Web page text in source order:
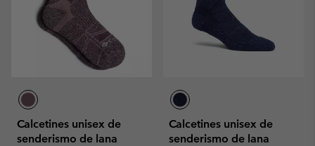
Calcetines unisex de
senderismo de lana
Calcetines unisex de
senderismo de lana